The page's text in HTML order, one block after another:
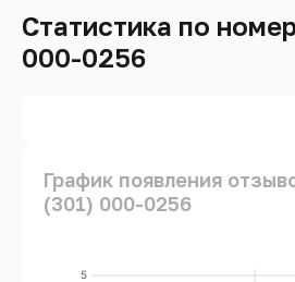
Статистика по
000-0256
График появления
(301) 000-0256
5